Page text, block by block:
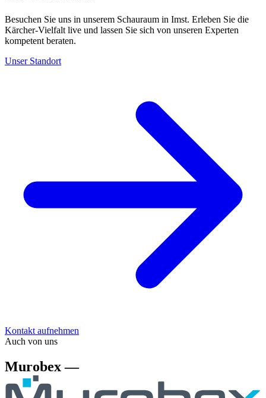
Besuchen Sie uns in unserem Schauraum in Imst. Erleben Sie die
Kärcher-Vielfalt live und lassen Sie sich von unseren Experten
kompetent beraten.
Unser Standort
Kontakt aufnehmen
Auch von uns
Murobex —